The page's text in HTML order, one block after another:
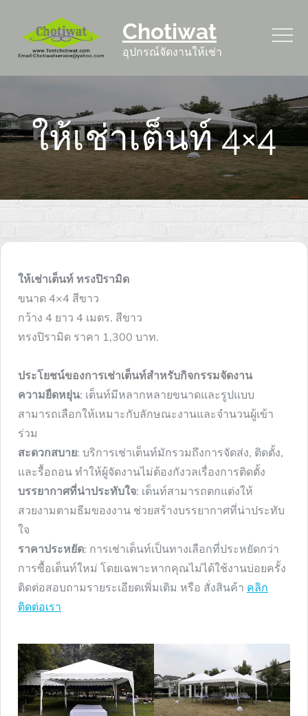
content
Chotiwat
อุปกรณ์จัดงานให้เช่า
ให้เช่าเต็นท์ 4×4
ให้เช่าเต็นท์ ทรงปิรามิด
ขนาด 4×4 สีขาว
กว้าง 4 ยาว 4 เมตร. สีขาว
ทรงปิรามิด ราคา 1,300 บาท.
ประโยชน์ของการเช่าเต็นท์สำหรับกิจกรรมจัดงาน
ความยืดหยุ่น: เต็นท์มีหลากหลายขนาดและรูปแบบ
สามารถเลือกให้เหมาะกับลักษณะงานและจำนวนผู้เข้า
ร่วม
สะดวกสบาย: บริการเช่าเต็นท์มักรวมถึงการจัดส่ง, ติดตั้ง,
และรื้อถอน ทำให้ผู้จัดงานไม่ต้องกังวลเรื่องการติดตั้ง
บรรยากาศที่น่าประทับใจ: เต็นท์สามารถตกแต่งให้
สวยงามตามธีมของงาน ช่วยสร้างบรรยากาศที่น่าประทับ
ใจ
ราคาประหยัด: การเช่าเต็นท์เป็นทางเลือกที่ประหยัดกว่า
การซื้อเต็นท์ใหม่ โดยเฉพาะหากคุณไม่ได้ใช้งานบ่อยครั้ง
ติดต่อสอบถามรายระเอียดเพิ่มเติม หรือ สั่งสินค้า คลิก
ติดต่อเรา